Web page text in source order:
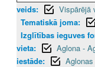
veids:
Vispārējā
Tematiskā joma:
Izglītības ieguves
vieta:
Aglona -
iestāde: